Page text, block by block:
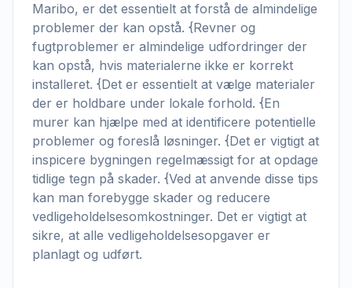
Maribo, er det essentielt at forstå de almindelige
problemer der kan opstå. {Revner og
fugtproblemer er almindelige udfordringer der
kan opstå, hvis materialerne ikke er korrekt
installeret. {Det er essentielt at vælge materialer
der er holdbare under lokale forhold. {En
murer kan hjælpe med at identificere potentielle
problemer og foreslå løsninger. {Det er vigtigt at
inspicere bygningen regelmæssigt for at opdage
tidlige tegn på skader. {Ved at anvende disse tips
kan man forebygge skader og reducere
vedligeholdelsesomkostninger. Det er vigtigt at
sikre, at alle vedligeholdelsesopgaver er
planlagt og udført.